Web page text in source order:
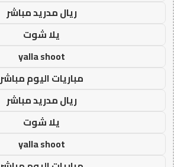
ريال مدريد مباشر
يلا شوت
yalla shoot
مباريات اليوم مباشر
ريال مدريد مباشر
يلا شوت
yalla shoot